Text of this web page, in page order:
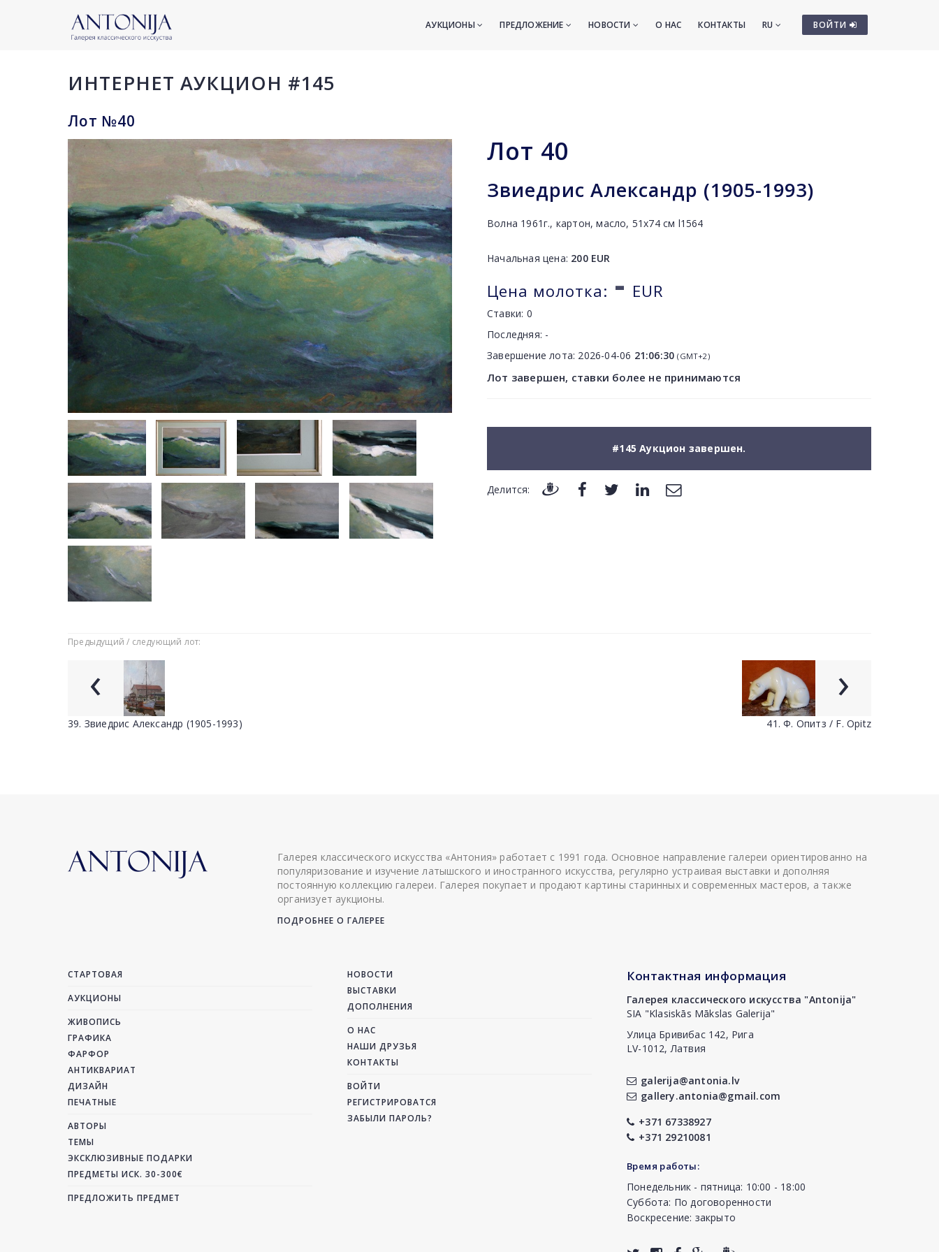
ВОЙТИ
АУКЦИОНЫ ПРЕДЛОЖЕНИЕ НОВОСТИ О НАС КОНТАКТЫ RU
ИНТЕРНЕТ АУКЦИОН #145
Лот №40
Лот 40
Звиедрис Александр (1905-1993)
Волна 1961г., картон, масло, 51х74 см l1564
Начальная цена: 200EUR
Цена молотка: - EUR
Ставки: 0
Последняя: -
Завершение лота: 2026-04-06 21:06:30 (GMT+2)
Лот завершен, ставки более не принимаются
#145 Аукцион завершен.
Делится:
Предыдущий / следующий лот:
‹
39. Звиедрис Александр (1905-1993)
›
41. Ф. Опитз / F. Opitz
Галерея классического искусства «Антония» работает с 1991 года. Основное направление галереи ориентированно на
популяризование и изучение латышского и иностранного искусства, регулярно устраивая выставки и дополняя
постоянную коллекцию галереи. Галерея покупает и продают картины старинных и современных мастеров, а также
организует аукционы.
ПОДРОБНЕЕ О ГАЛЕРЕЕ
СТАРТОВАЯ
АУКЦИОНЫ
ЖИВОПИСЬ
ГРАФИКА
ФАРФОР
АНТИКВАРИАТ
ДИЗАЙН
ПЕЧАТНЫЕ
АВТОРЫ
ТЕМЫ
ЭКСКЛЮЗИВНЫЕ ПОДАРКИ
ПРЕДМЕТЫ ИСК. 30-300€
ПРЕДЛОЖИТЬ ПРЕДМЕТ
НОВОСТИ
ВЫСТАВКИ
ДОПОЛНЕНИЯ
О НАС
НАШИ ДРУЗЬЯ
КОНТАКТЫ
ВОЙТИ
РЕГИСТРИРОВАТСЯ
ЗАБЫЛИ ПАРОЛЬ?
Контактная информация
Галерея классического искусства "Antonija"
SIA "Klasiskās Mākslas Galerija"
Улица Бривибас 142, Рига
LV-1012, Латвия
galerija@antonia.lv
gallery.antonia@gmail.com
+371 67338927
+371 29210081
Время работы:
Понедельник - пятница: 10:00 - 18:00
Суббота: По договоренности
Воскресение: закрыто